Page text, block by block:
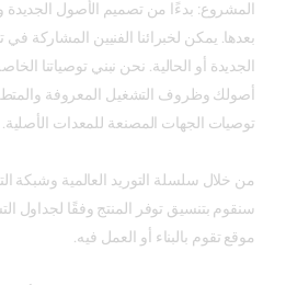
المشروع: بدءًا من تصميم الأصول
بعدها. يمكن لخبرائنا الفنيين المشاركة
الجديدة أو الحالية. نحن نبني توصياتنا
أصولك وظروف التشغيل المعروفة
توصيات الجهات المصنعة للمعدات الأصلية.
من خلال سلسلة التوريد العالمية وشبكة
سنقوم بتنسيق توفر المنتج وفقًا لجداول
موقع تقوم بالبناء أو العمل فيه.